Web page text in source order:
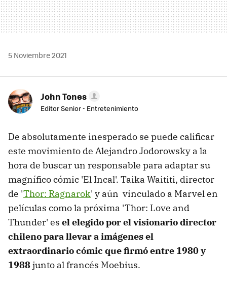
5 Noviembre 2021
John Tones
Editor Senior - Entretenimiento
De absolutamente inesperado se puede calificar
este movimiento de Alejandro Jodorowsky a la
hora de buscar un responsable para adaptar su
magnífico cómic 'El Incal'. Taika Waititi, director
de 'Thor: Ragnarok' y aún vinculado a Marvel en
películas como la próxima 'Thor: Love and
Thunder' es el elegido por el visionario director
chileno para llevar a imágenes el
extraordinario cómic que firmó entre 1980 y
1988junto al francés Moebius.